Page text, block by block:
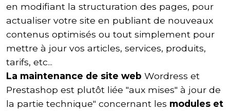
en modifiant la structuration des pages, pour
actualiser votre site en publiant de nouveaux
contenus optimisés ou tout simplement pour
mettre à jour vos articles, services, produits,
tarifs, etc...
La maintenance de site web Wordress et
Prestashop est plutôt liée "aux mises" à jour de
la partie technique" concernant les modules et